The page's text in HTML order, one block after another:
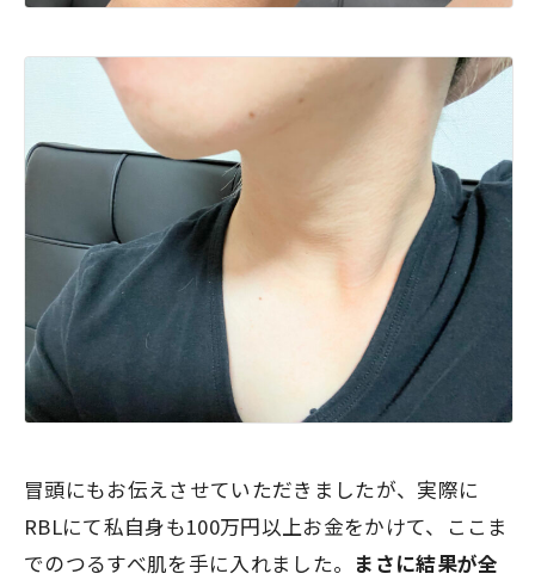
冒頭にもお伝えさせていただきましたが、実際に
RBLにて私自身も100万円以上お金をかけて、ここま
でのつるすべ肌を手に入れました。 まさに結果が全